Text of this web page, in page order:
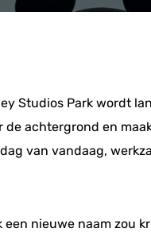
Studios Park wordt
achtergrond en
van vandaag,
nieuwe naam